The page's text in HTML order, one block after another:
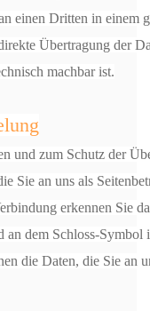
einen Dritten in einem
Übertragung der
machbar ist.
und zum Schutz der
Sie an uns als
erkennen Sie
an dem Schloss-
die Daten, die Sie an